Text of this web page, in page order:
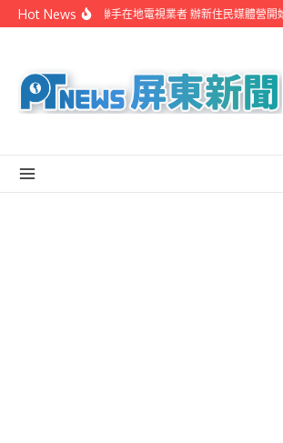
Skip to content
Hot News屏縣府聯手在地電視業者 辦新住民媒體營開